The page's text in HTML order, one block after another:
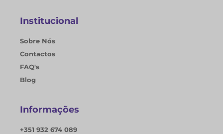
Institucional
Sobre Nós
Contactos
FAQ's
Blog
Informações
+351 932 674 089